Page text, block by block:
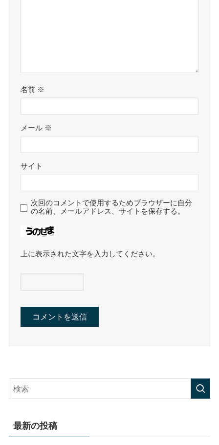
名前 ※
メール ※
サイト
次回のコメントで使用するためブラウザーに自分
の名前、メールアドレス、サイトを保存する。
上に表示された文字を入力してください。
最新の投稿